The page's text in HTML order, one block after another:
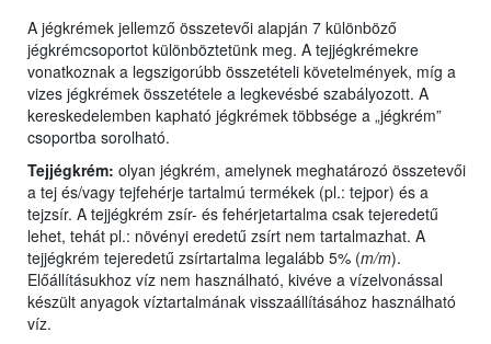
A jégkrémek jellemző összetevői alapján 7 különböző
jégkrémcsoportot különböztetünk meg. A tejjégkrémekre
vonatkoznak a legszigorúbb összetételi követelmények, míg a
vizes jégkrémek összetétele a legkevésbé szabályozott. A
kereskedelemben kapható jégkrémek többsége a „jégkrém”
csoportba sorolható.
Tejjégkrém: olyan jégkrém, amelynek meghatározó összetevői
a tej és/vagy tejfehérje tartalmú termékek (pl.: tejpor) és a
tejzsír. A tejjégkrém zsír- és fehérjetartalma csak tejeredetű
lehet, tehát pl.: növényi eredetű zsírt nem tartalmazhat. A
tejjégkrém tejeredetű zsírtartalma legalább 5% (m/m).
Előállításukhoz víz nem használható, kivéve a vízelvonással
készült anyagok víztartalmának visszaállításához használható
víz.